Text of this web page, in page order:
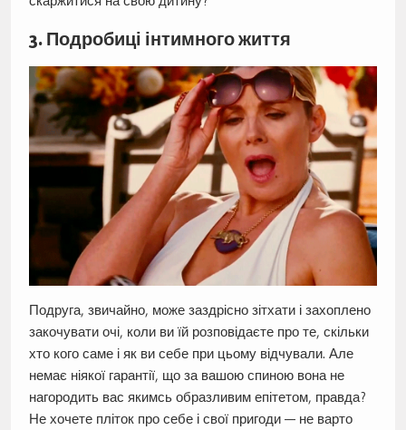
3. Подробиці інтимного життя
Подруга, звичайно, може заздрісно зітхати і захоплено
закочувати очі, коли ви їй розповідаєте про те, скільки
хто кого саме і як ви себе при цьому відчували. Але
немає ніякої гарантії, що за вашою спиною вона не
нагородить вас якимсь образливим епітетом, правда?
Не хочете пліток про себе і свої пригоди — не варто